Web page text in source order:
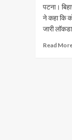
पटना।
ने कहा कि
जारी
Read